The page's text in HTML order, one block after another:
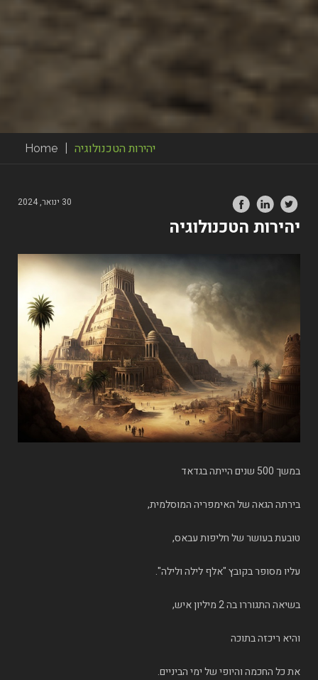
Home יהירות הטכנולוגיה
30 ינואר, 2024
יהירות הטכנולוגיה
במשך 500 שנים הייתה בגדאד
בירתה הגאה של האימפריה המוסלמית,
טובעת בעושר של חליפות עבאס,
עליו מסופר בקובץ "אלף לילה ולילה".
בשיאה התגוררו בה 2 מיליון איש,
והיא ריכזה בתוכה
את כל החכמה והיופי של ימי הביניים.